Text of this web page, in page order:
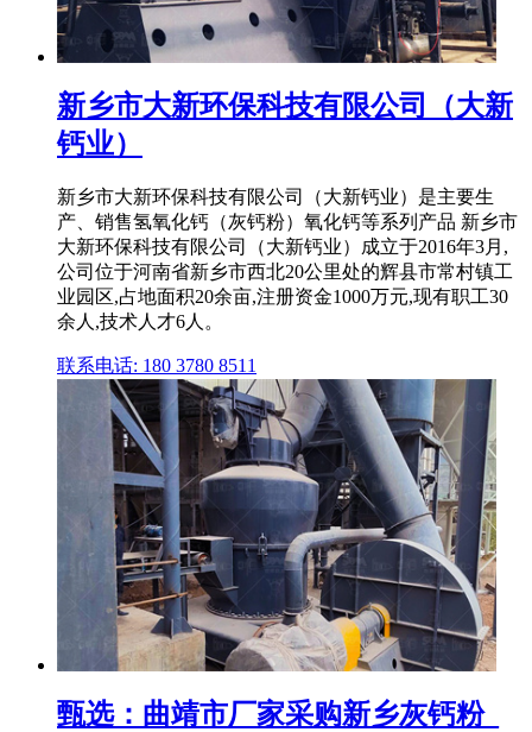
新乡市大新环保科技有限公司（大新
钙业）
新乡市大新环保科技有限公司（大新钙业）是主要生
产、销售氢氧化钙（灰钙粉）氧化钙等系列产品 新乡市
大新环保科技有限公司（大新钙业）成立于2016年3月,
公司位于河南省新乡市西北20公里处的辉县市常村镇工
业园区,占地面积20余亩,注册资金1000万元,现有职工30
余人,技术人才6人。
联系电话: 180 3780 8511
甄选：曲靖市厂家采购新乡灰钙粉_